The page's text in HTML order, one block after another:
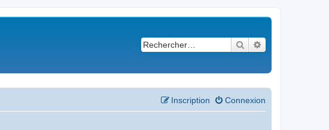
Rechercher
Connexion
Inscription